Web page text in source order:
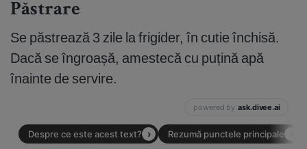
Păstrare
Se păstrează 3 zile la frigider, în cutie închisă.
Dacă se îngroașă, amestecă cu puțină apă
înainte de servire.